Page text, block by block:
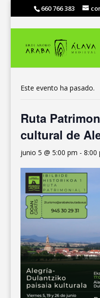
660 766 383
Este evento ha pasado.
Ruta
cultural de
junio 5 @ 5:00 pm -8:00